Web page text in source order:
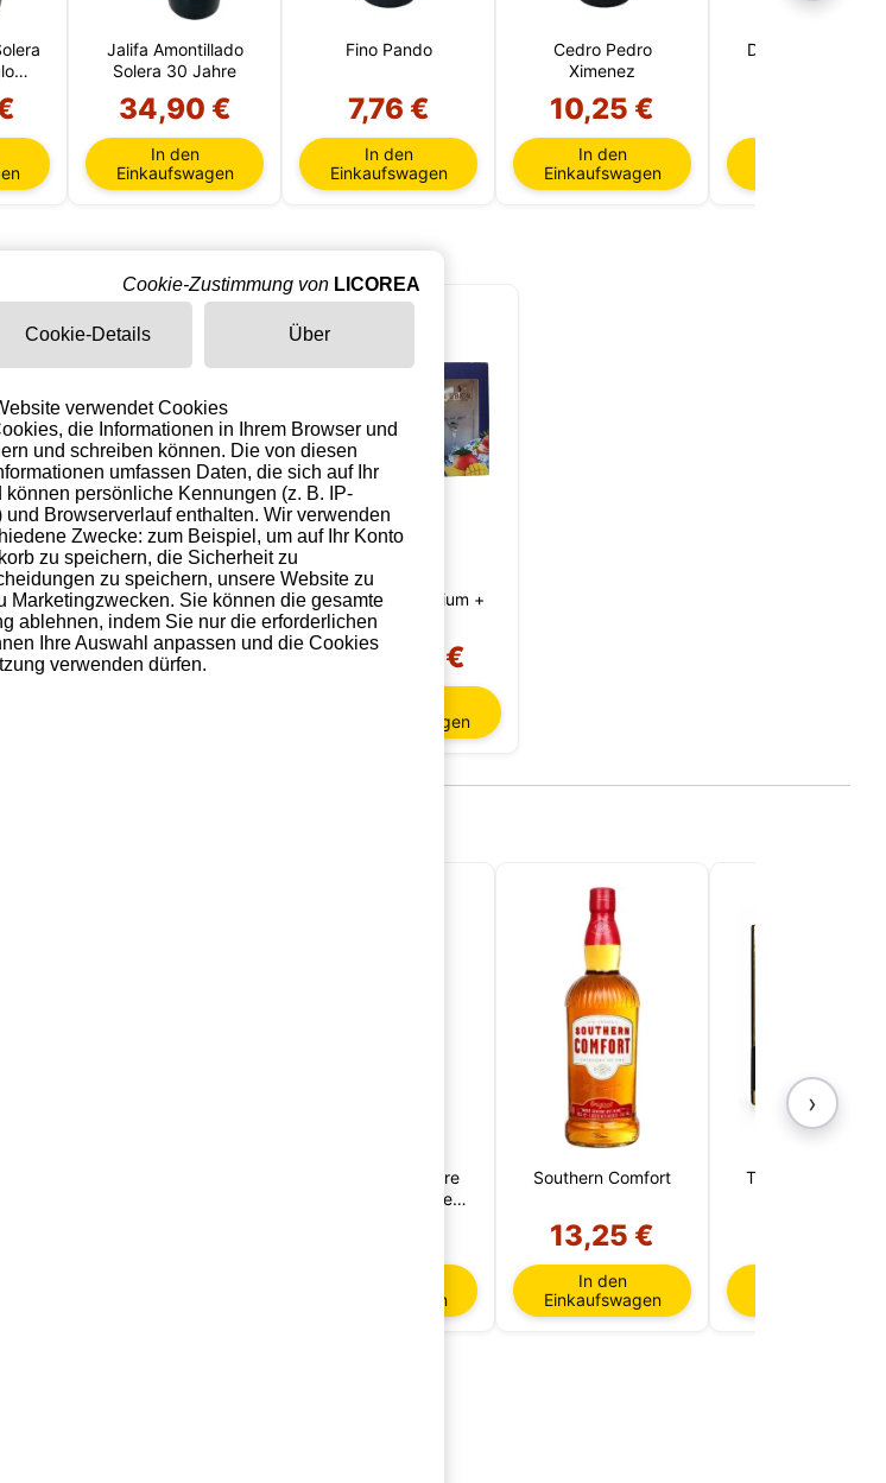
Jalifa Amontillado
Solera 30 Jahre
34,90 €
In den
Einkaufswagen
Fino Pando
7,76 €
In den
Einkaufswagen
Cedro Pedro
Ximenez
10,25 €
In den
Einkaufswagen
Dos Maderas 5+3
€
Cubical Ultra
Premium + Glas
45,00 €
Cubical Premium +
25,95 €
Einkaufswagen
gekauft
Bermudez 7 Jahre
(Dominikanische
Einkaufswagen
Southern Comfort
13,25 €
In den
Einkaufswagen
Torres 15 Reserva
›
Cookie-Zustimmung von LICOREA
Cookie-Details Über
verwendet Cookies
die Informationen in Ihrem Browser und
und schreiben können. Die von diesen
umfassen Daten, die sich auf Ihr
persönliche Kennungen (z. B. IP-
Browserverlauf enthalten. Wir verwenden
Zwecke: zum Beispiel, um auf Ihr Konto
zu speichern, die Sicherheit zu
zu speichern, unsere Website zu
Marketingzwecken. Sie können die gesamte
ablehnen, indem Sie nur die erforderlichen
Ihre Auswahl anpassen und die Cookies
verwenden dürfen.